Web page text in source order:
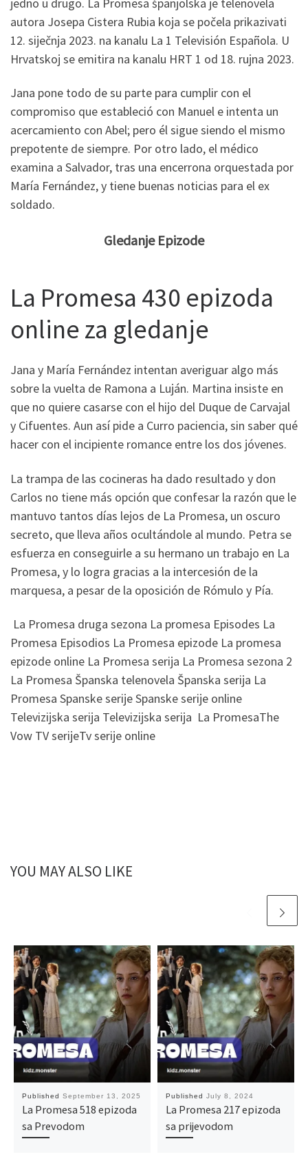
autora Josepa Cistera Rubia koja se počela prikazivati
12. siječnja 2023. na kanalu La 1 Televisión Española. U
Hrvatskoj se emitira na kanalu HRT 1 od 18. rujna 2023.
Jana pone todo de su parte para cumplir con el
compromiso que estableció con Manuel e intenta un
acercamiento con Abel; pero él sigue siendo el mismo
prepotente de siempre. Por otro lado, el médico
examina a Salvador, tras una encerrona orquestada por
María Fernández, y tiene buenas noticias para el ex
soldado.
Gledanje Epizode
La Promesa 430 epizoda
online za gledanje
Jana y María Fernández intentan averiguar algo más
sobre la vuelta de Ramona a Luján. Martina insiste en
que no quiere casarse con el hijo del Duque de Carvajal
y Cifuentes. Aun así pide a Curro paciencia, sin saber qué
hacer con el incipiente romance entre los dos jóvenes.
La trampa de las cocineras ha dado resultado y don
Carlos no tiene más opción que confesar la razón que le
mantuvo tantos días lejos de La Promesa, un oscuro
secreto, que lleva años ocultándole al mundo. Petra se
esfuerza en conseguirle a su hermano un trabajo en La
Promesa, y lo logra gracias a la intercesión de la
marquesa, a pesar de la oposición de Rómulo y Pía.
La Promesa druga sezona La promesa Episodes La
Promesa Episodios La Promesa epizode La promesa
epizode online La Promesa serija La Promesa sezona 2
La Promesa Španska telenovela Španska serija La
Promesa Spanske serije Spanske serije online
Televizijska serija Televizijska serija La PromesaThe
Vow TV serijeTv serije online
YOU MAY ALSO LIKE
Published September 13, 2025
La Promesa 518 epizoda
sa Prevodom
Published July 8, 2024
La Promesa 217 epizoda
sa prijevodom